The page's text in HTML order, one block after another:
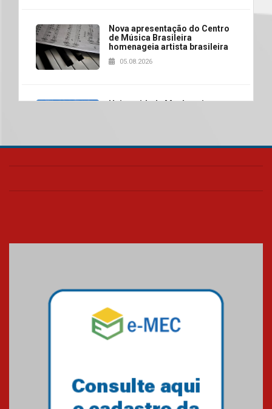
Nova apresentação do Centro
de Música Brasileira
homenageia artista brasileira
05.08.2026
Universidade Mackenzie
das novas tecnologias em
04.08.2026
Como o Colégio Mackenzie
Brasília prepara seus